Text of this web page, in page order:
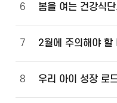
6
7
8